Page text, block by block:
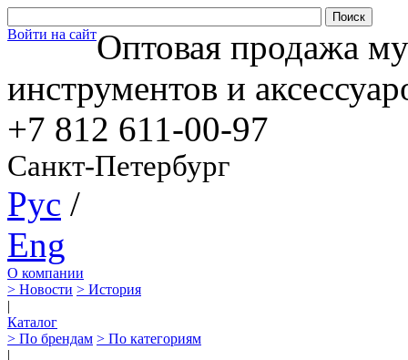
Войти на сайтОптовая продажа
инструментов и
+7 812 611-00-97
Санкт-Петербург
Рус /
Eng
О компании
> Новости > История
|
Каталог
> По брендам > По категориям
|